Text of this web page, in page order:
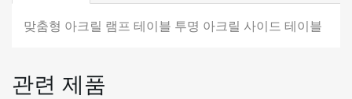
맞춤형 아크릴 램프 테이블 투명 아크릴 사이드 테이블
관련 제품